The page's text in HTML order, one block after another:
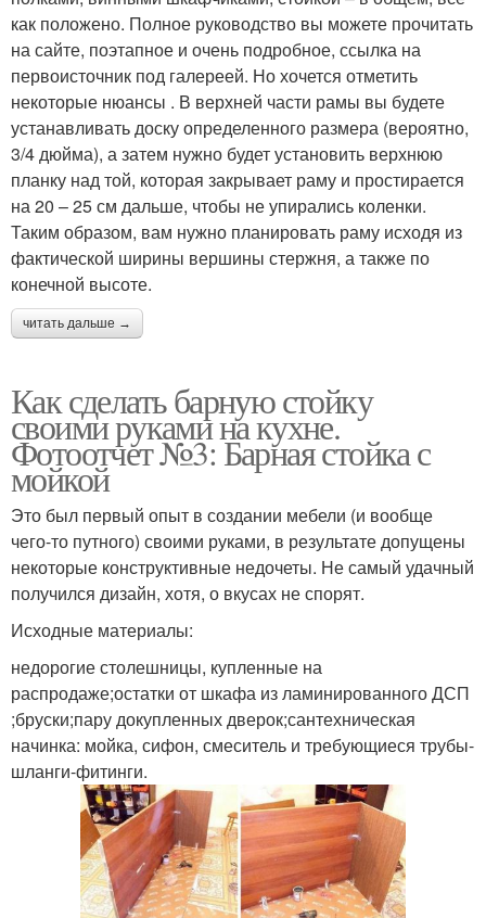
как положено. Полное руководство вы можете прочитать
на сайте, поэтапное и очень подробное, ссылка на
первоисточник под галереей. Но хочется отметить
некоторые нюансы . В верхней части рамы вы будете
устанавливать доску определенного размера (вероятно,
3/4 дюйма), а затем нужно будет установить верхнюю
планку над той, которая закрывает раму и простирается
на 20 – 25 см дальше, чтобы не упирались коленки.
Таким образом, вам нужно планировать раму исходя из
фактической ширины вершины стержня, а также по
конечной высоте.
читать дальше →
Как сделать барную стойку
своими руками на кухне.
Фотоотчет №3: Барная стойка с
мойкой
Это был первый опыт в создании мебели (и вообще
чего-то путного) своими руками, в результате допущены
некоторые конструктивные недочеты. Не самый удачный
получился дизайн, хотя, о вкусах не спорят.
Исходные материалы:
недорогие столешницы, купленные на
распродаже;остатки от шкафа из ламинированного ДСП
;бруски;пару докупленных дверок;сантехническая
начинка: мойка, сифон, смеситель и требующиеся трубы-
шланги-фитинги.